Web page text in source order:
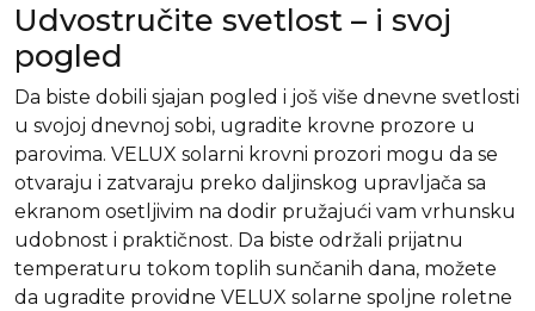
Udvostručite svetlost – i svoj
pogled
Da biste dobili sjajan pogled i još više dnevne svetlosti
u svojoj dnevnoj sobi, ugradite krovne prozore u
parovima. VELUX solarni krovni prozori mogu da se
otvaraju i zatvaraju preko daljinskog upravljača sa
ekranom osetljivim na dodir pružajući vam vrhunsku
udobnost i praktičnost. Da biste održali prijatnu
temperaturu tokom toplih sunčanih dana, možete
da ugradite providne VELUX solarne spoljne roletne